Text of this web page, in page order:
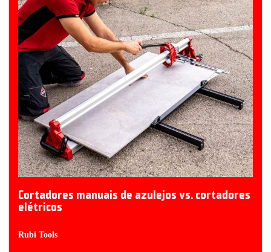
Cortadores manuais de azulejos vs. cortadores
elétricos
Rubi Tools